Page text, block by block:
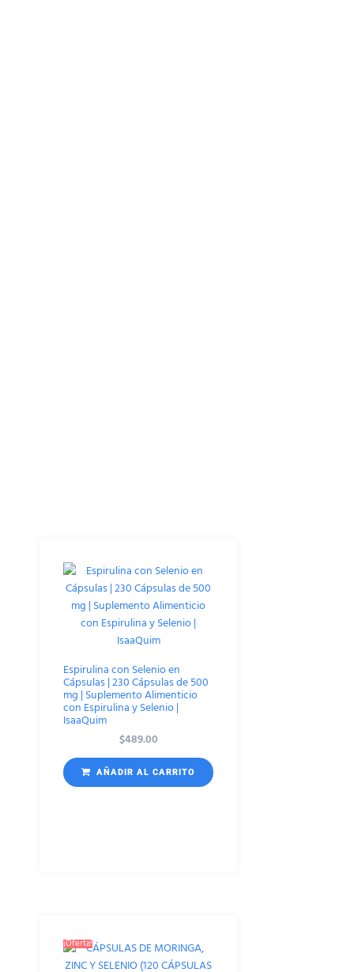
Espirulina con Selenio en
Cápsulas | 230 Cápsulas de 500
mg | Suplemento Alimenticio
con Espirulina y Selenio |
IsaaQuim
$489.00
AÑADIR AL CARRITO
¡Oferta!